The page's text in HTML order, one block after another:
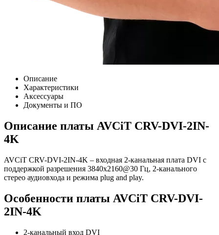
Описание
Характеристики
Аксессуары
Документы и ПО
Описание платы AVCiT CRV-DVI-2IN-
4K
AVCiT CRV-DVI-2IN-4K – входная 2-канальная плата DVI с
поддержкой разрешения 3840x2160@30 Гц, 2-канального
стерео аудиовхода и режима plug and play.
Особенности платы AVCiT CRV-DVI-
2IN-4K
2-канальный вход DVI